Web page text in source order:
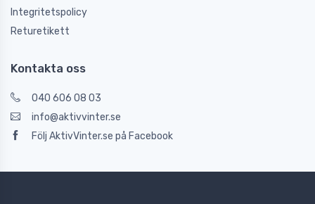
Integritetspolicy
Returetikett
Kontakta oss
040 606 08 03
info@aktivvinter.se
Följ AktivVinter.se på Facebook